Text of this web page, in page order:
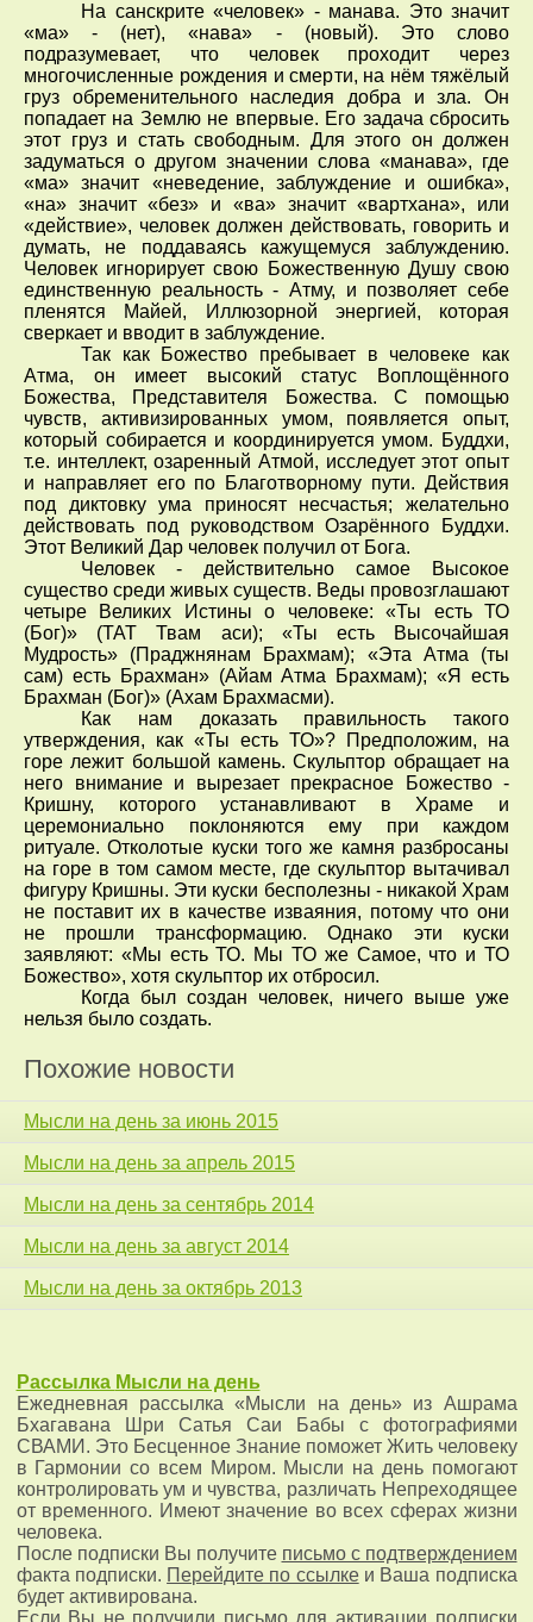
На санскрите «человек» - манава. Это значит
«ма» - (нет), «нава» - (новый). Это слово
подразумевает, что человек проходит через
многочисленные рождения и смерти, на нём тяжёлый
груз обременительного наследия добра и зла. Он
попадает на Землю не впервые. Его задача сбросить
этот груз и стать свободным. Для этого он должен
задуматься о другом значении слова «манава», где
«ма» значит «неведение, заблуждение и ошибка»,
«на» значит «без» и «ва» значит «вартхана», или
«действие», человек должен действовать, говорить и
думать, не поддаваясь кажущемуся заблуждению.
Человек игнорирует свою Божественную Душу свою
единственную реальность - Атму, и позволяет себе
пленятся Майей, Иллюзорной энергией, которая
сверкает и вводит в заблуждение.
Так как Божество пребывает в человеке как
Атма, он имеет высокий статус Воплощённого
Божества, Представителя Божества. С помощью
чувств, активизированных умом, появляется опыт,
который собирается и координируется умом. Буддхи,
т.е. интеллект, озаренный Атмой, исследует этот опыт
и направляет его по Благотворному пути. Действия
под диктовку ума приносят несчастья; желательно
действовать под руководством Озарённого Буддхи.
Этот Великий Дар человек получил от Бога.
Человек - действительно самое Высокое
существо среди живых существ. Веды провозглашают
четыре Великих Истины о человеке: «Ты есть ТО
(Бог)» (ТАТ Твам аси); «Ты есть Высочайшая
Мудрость» (Праджнянам Брахмам); «Эта Атма (ты
сам) есть Брахман» (Айам Атма Брахмам); «Я есть
Брахман (Бог)» (Ахам Брахмасми).
Как нам доказать правильность такого
утверждения, как «Ты есть ТО»? Предположим, на
горе лежит большой камень. Скульптор обращает на
него внимание и вырезает прекрасное Божество -
Кришну, которого устанавливают в Храме и
церемониально поклоняются ему при каждом
ритуале. Отколотые куски того же камня разбросаны
на горе в том самом месте, где скульптор вытачивал
фигуру Кришны. Эти куски бесполезны - никакой Храм
не поставит их в качестве изваяния, потому что они
не прошли трансформацию. Однако эти куски
заявляют: «Мы есть ТО. Мы ТО же Самое, что и ТО
Божество», хотя скульптор их отбросил.
Когда был создан человек, ничего выше уже
нельзя было создать.
Похожие новости
Мысли на день за июнь 2015
Мысли на день за апрель 2015
Мысли на день за сентябрь 2014
Мысли на день за август 2014
Мысли на день за октябрь 2013
Рассылка Мысли на день
Ежедневная рассылка «Мысли на день» из Ашрама
Бхагавана Шри Сатья Саи Бабы с фотографиями
СВАМИ. Это Бесценное Знание поможет Жить человеку
в Гармонии со всем Миром. Мысли на день помогают
контролировать ум и чувства, различать Непреходящее
от временного. Имеют значение во всех сферах жизни
человека.
После подписки Вы получите письмо с подтверждением
факта подписки. Перейдите по ссылкеи Ваша подписка
будет активирована.